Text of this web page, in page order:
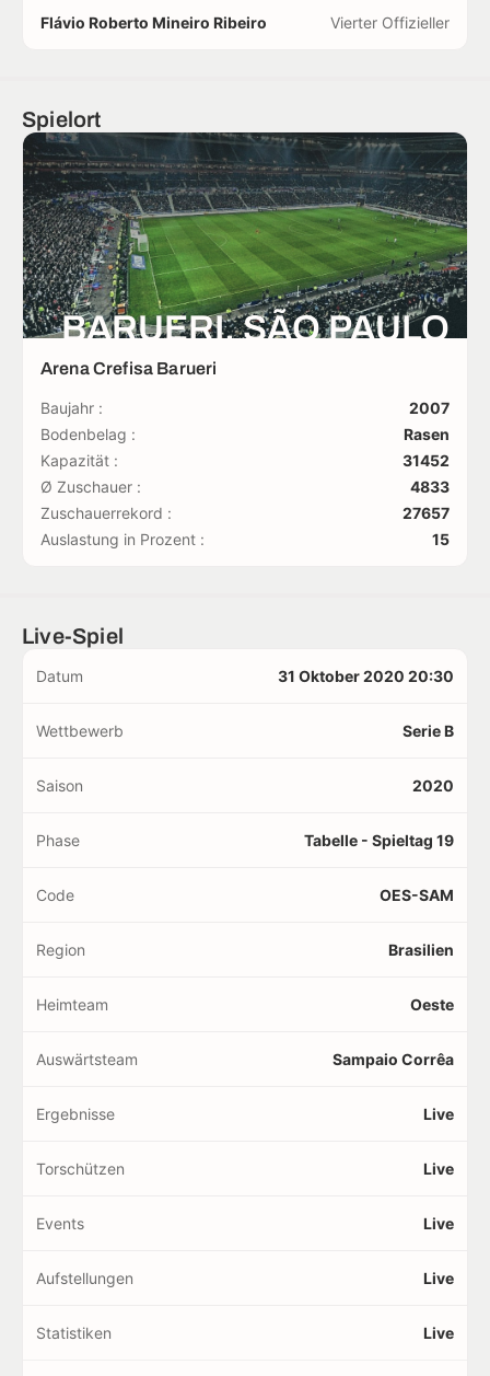
Flávio Roberto Mineiro Ribeiro Vierter Offizieller
Spielort
BARUERI, SÃO PAULO
Arena Crefisa Barueri
Baujahr :
2007
Bodenbelag :
Rasen
Kapazität :
31452
Ø Zuschauer :
4833
Zuschauerrekord :
27657
Auslastung in Prozent :
15
Live-Spiel
Datum 31 Oktober 2020 20:30
Wettbewerb Serie B
Saison 2020
Phase Tabelle - Spieltag 19
Code OES-SAM
Region Brasilien
Heimteam Oeste
Auswärtsteam Sampaio Corrêa
Ergebnisse Live
Torschützen Live
Events Live
Aufstellungen Live
Statistiken Live